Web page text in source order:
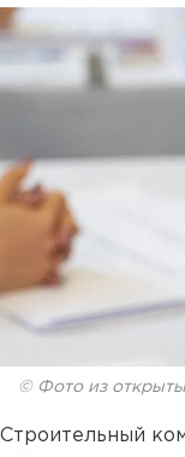
© Фото из
Строительный